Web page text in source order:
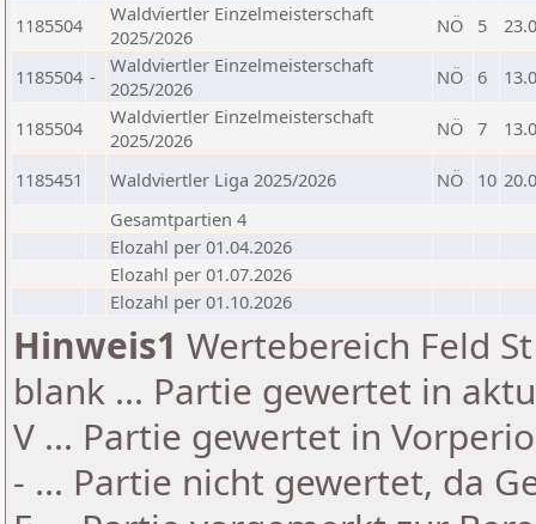
1185504
Waldviertler Einzelmeisterschaft
2025/2026
NÖ 5
1185504 -
Waldviertler Einzelmeisterschaft
2025/2026
NÖ 6
1185504
Waldviertler Einzelmeisterschaft
2025/2026
NÖ 7
1185451 Waldviertler Liga 2025/2026 NÖ 10
Gesamtpartien 4
Elozahl per 01.04.2026
Elozahl per 01.07.2026
Elozahl per 01.10.2026
Hinweis1 Wertebereich Feld
blank ... Partie gewertet in
V ... Partie gewertet in
- ... Partie nicht gewertet, da